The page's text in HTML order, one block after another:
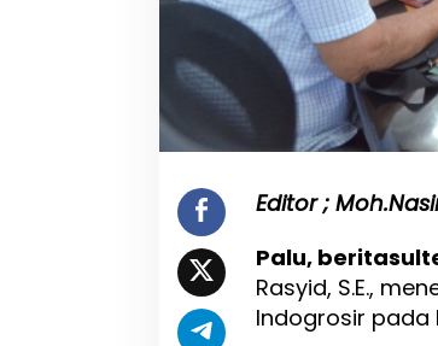
n
d
o
g
r
s
r
,
i
a
p
P
Editor ;
Palu,
Rasyid, S.E.,
Indogrosir pada